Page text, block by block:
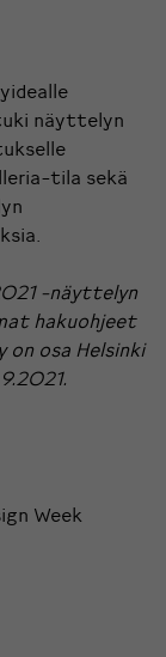
näyttelyn
tila sekä
-näyttelyn
hakuohjeet
on osa Helsinki
Week